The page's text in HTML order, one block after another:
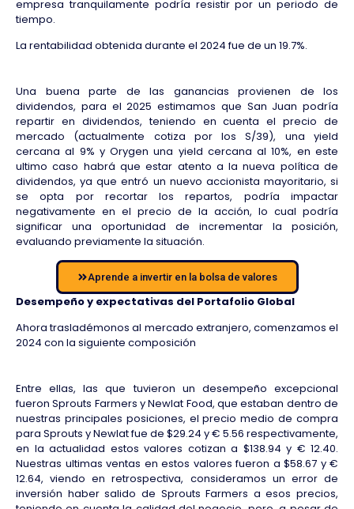
empresa tranquilamente podría resistir por un periodo de
tiempo.
La rentabilidad obtenida durante el 2024 fue de un 19.7%.
Una buena parte de las ganancias provienen de los
dividendos, para el 2025 estimamos que San Juan podría
repartir en dividendos, teniendo en cuenta el precio de
mercado (actualmente cotiza por los S/39), una yield
cercana al 9% y Orygen una yield cercana al 10%, en este
ultimo caso habrá que estar atento a la nueva política de
dividendos, ya que entró un nuevo accionista mayoritario, si
se opta por recortar los repartos, podría impactar
negativamente en el precio de la acción, lo cual podría
significar una oportunidad de incrementar la posición,
evaluando previamente la situación.
Aprende a invertir en la bolsa de valores
Desempeño y expectativas del Portafolio Global
Ahora trasladémonos al mercado extranjero, comenzamos el
2024 con la siguiente composición
Entre ellas, las que tuvieron un desempeño excepcional
fueron Sprouts Farmers y Newlat Food, que estaban dentro de
nuestras principales posiciones, el precio medio de compra
para Sprouts y Newlat fue de $29.24 y € 5.56 respectivamente,
en la actualidad estos valores cotizan a $138.94 y € 12.40.
Nuestras ultimas ventas en estos valores fueron a $58.67 y €
12.64, viendo en retrospectiva, consideramos un error de
inversión haber salido de Sprouts Farmers a esos precios,